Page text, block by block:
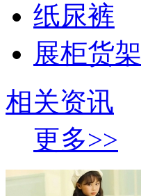
纸尿裤
展柜货架
相关资讯
更多>>